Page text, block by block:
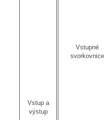
Vstup a
výstup
Vstupné
svorkovnice